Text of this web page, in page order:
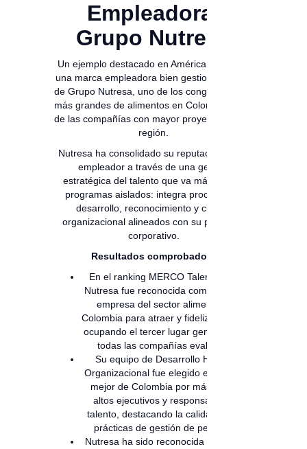
Empleadora:
Grupo Nutresa
Un ejemplo destacado en América Latina de
una marca empleadora bien gestionada es el
de Grupo Nutresa, uno de los conglomerados
más grandes de alimentos en Colombia y una
de las compañías con mayor proyección en la
región.
Nutresa ha consolidado su reputación como
empleador a través de una gestión
estratégica del talento que va más allá de
programas aislados: integra procesos de
desarrollo, reconocimiento y cultura
organizacional alineados con su propósito
corporativo.
Resultados comprobados:
En el ranking MERCO Talento 2024,
Nutresa fue reconocida como la mejor
empresa del sector alimentos en
Colombia para atraer y fidelizar talento,
ocupando el tercer lugar general entre
todas las compañías evaluadas.
Su equipo de Desarrollo Humano
Organizacional fue elegido el segundo
mejor de Colombia por más de 140
altos ejecutivos y responsables de
talento, destacando la calidad de sus
prácticas de gestión de personas.
Nutresa ha sido reconocida como una